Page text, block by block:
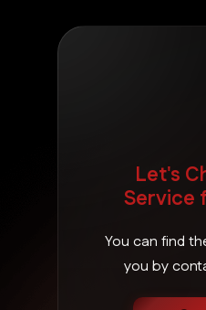
İnönü Restoran
Mahmudiye
Mihalgazi
Let's
Service
You can find
you by